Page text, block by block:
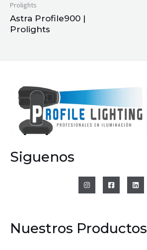
Prolights
Astra Profile900 |
Prolights
Siguenos
Nuestros Productos